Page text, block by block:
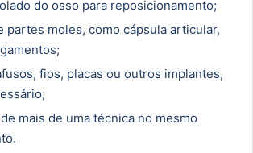
do osso para reposicionamento;
partes moles, como cápsula articular,
fios, placas ou outros implantes,
mais de uma técnica no mesmo